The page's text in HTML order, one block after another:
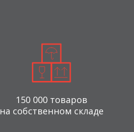
150 000 товаров
на собственном складе